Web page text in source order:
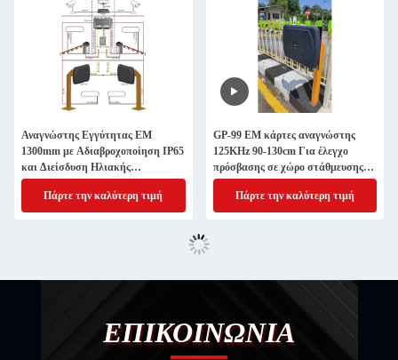
Αναγνώστης Εγγύτητας EM
1300mm με Αδιαβροχοποίηση IP65
και Διείσδυση Ηλιακής
Μεμβράνης για Έλεγχο Πρόσβασης
σε Χώρους Στάθμευσης
Αυτοκινήτων
Πάρτε την καλύτερη τιμή
GP-99 EM κάρτες αναγνώστης
125KHz 90-130cm Για έλεγχο
πρόσβασης σε χώρο στάθμευσης
αυτοκινήτων
Πάρτε την καλύτερη τιμή
ΕΠΙΚΟΙΝΩΝΙΑ